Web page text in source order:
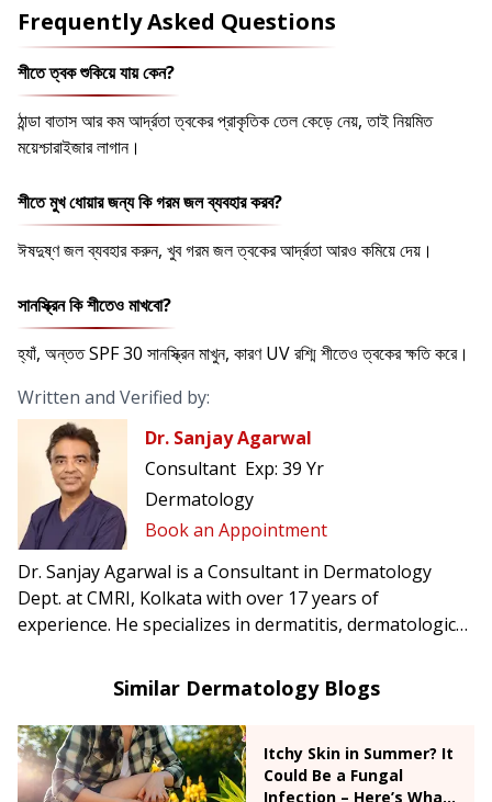
Frequently Asked Questions
শীতে ত্বক শুকিয়ে যায় কেন?
ঠান্ডা বাতাস আর কম আর্দ্রতা ত্বকের প্রাকৃতিক তেল কেড়ে নেয়, তাই নিয়মিত
ময়েশ্চারাইজার লাগান।
শীতে মুখ ধোয়ার জন্য কি গরম জল ব্যবহার করব?
ঈষদুষ্ণ জল ব্যবহার করুন, খুব গরম জল ত্বকের আর্দ্রতা আরও কমিয়ে দেয়।
সানস্ক্রিন কি শীতেও মাখবো?
হ্যাঁ, অন্তত SPF 30 সানস্ক্রিন মাখুন, কারণ UV রশ্মি শীতেও ত্বকের ক্ষতি করে।
Written and Verified by:
Dr. Sanjay Agarwal
Consultant Exp: 39 Yr
Dermatology
Book an Appointment
Dr. Sanjay Agarwal is a Consultant in Dermatology
Dept. at CMRI, Kolkata with over 17 years of
experience. He specializes in dermatitis, dermatological
dermatology, cutaneous gynaecology, and
dermatopathology.
Similar Dermatology Blogs
Itchy Skin in Summer? It
Could Be a Fungal
Infection – Here’s What